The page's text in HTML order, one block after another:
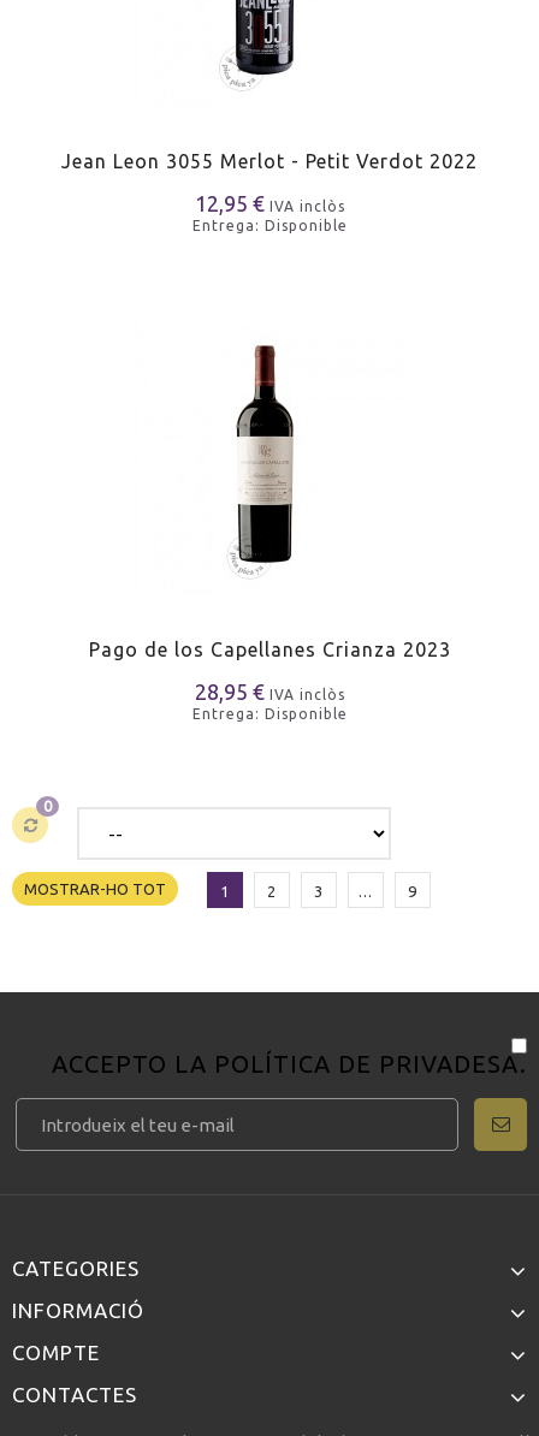
Jean Leon 3055 Merlot - Petit Verdot 2022
12,95 € IVA inclòs
Entrega: Disponible
Pago de los Capellanes Crianza 2023
28,95 € IVA inclòs
Entrega: Disponible
0
MOSTRAR-HO TOT 1 2 3 ... 9
ACCEPTO LA POLÍTICA DE PRIVADESA.
CATEGORIES
INFORMACIÓ
COMPTE
CONTACTES